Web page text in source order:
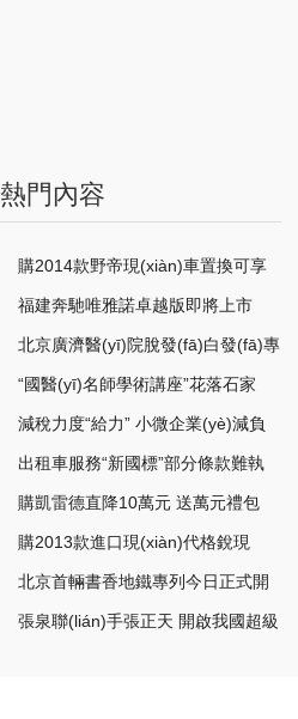
熱門內容
購2014款野帝現(xiàn)車置換可享
8000元補貼
福建奔馳唯雅諾卓越版即將上市
北京廣濟醫(yī)院脫發(fā)白發(fā)專
家高貴生:脫發(fā)白發(fā)診療領域
的實力派
“國醫(yī)名師學術講座”花落石家
莊，高貴生受邀名醫(yī)講座、石家
莊中醫(yī)院公益義診
減稅力度“給力” 小微企業(yè)減負
發(fā)展“春意盎然”
出租車服務“新國標”部分條款難執
(zhí)行
購凱雷德直降10萬元 送萬元禮包
購2013款進口現(xiàn)代格銳現
(xiàn)車直降0.6萬元
北京首輛書香地鐵專列今日正式開
通
張泉聯(lián)手張正天 開啟我國超級